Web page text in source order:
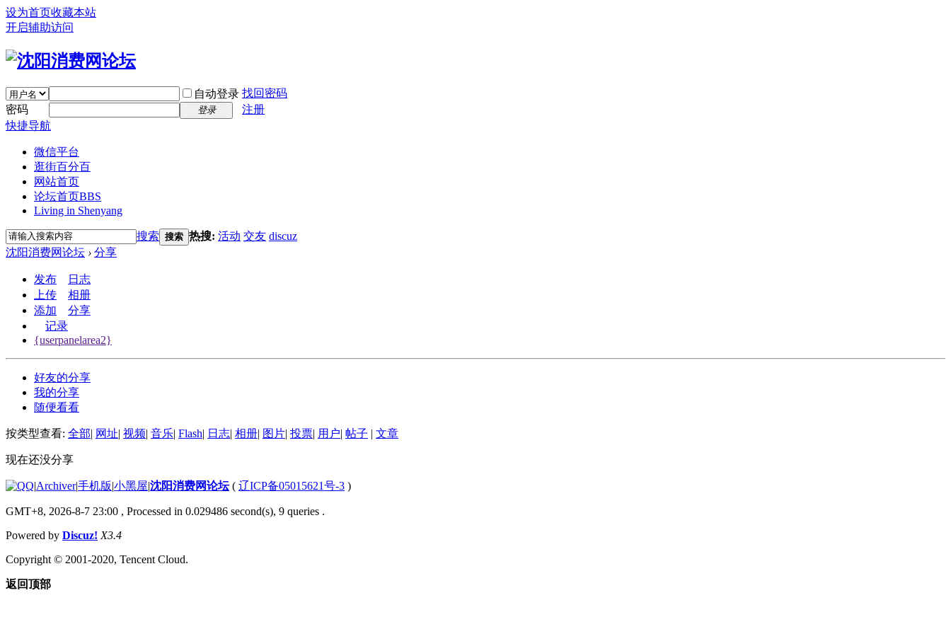
设为首页收藏本站
开启辅助访问
自动登录 找回密码
密码
登录
注册
快捷导航
微信平台
逛街百分百
网站首页
论坛首页BBS
Living in Shenyang
搜索 搜索 热搜: 活动 交友 discuz
沈阳消费网论坛 › 分享
发布
日志
上传
相册
添加
分享
记录
{userpanelarea2}
好友的分享
我的分享
随便看看
按类型查看: 全部| 网址| 视频| 音乐| Flash| 日志| 相册| 图片| 投票| 用户| 帖子 | 文章
现在还没分享
|Archiver|手机版|小黑屋|沈阳消费网论坛( 辽ICP备05015621号-3 )
GMT+8, 2026-8-7 23:00 , Processed in 0.029486 second(s), 9 queries .
Powered by Discuz! X3.4
Copyright © 2001-2020, Tencent Cloud.
返回顶部